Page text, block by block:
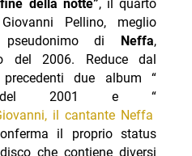
della notte”, il quarto
Pellino, meglio
di
Neffa,
del 2006. Reduce dal
due album “
2001 e “
il cantante Neffa
il proprio status
che contiene diversi